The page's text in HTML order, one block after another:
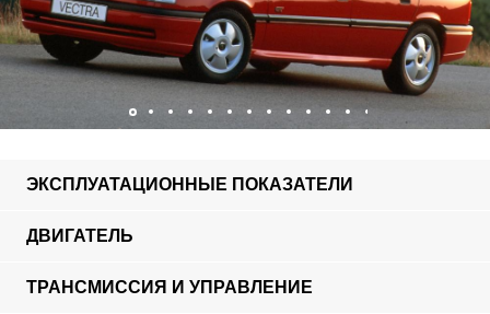
ЭКСПЛУАТАЦИОННЫЕ ПОКАЗАТЕЛИ
ДВИГАТЕЛЬ
ТРАНСМИССИЯ И УПРАВЛЕНИЕ